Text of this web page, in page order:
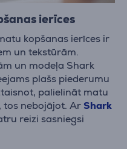
ierīces
kopšanas ierīces ir
un tekstūrām.
un modeļa Shark
plašs piederumu
palielināt matu
tos nebojājot. ArShark
reizi sasniegsi